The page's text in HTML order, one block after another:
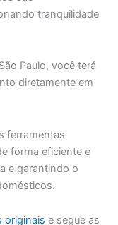
tranquilidade
Paulo, você terá
diretamente em
ferramentas
forma eficiente e
e garantindo o
originais e segue as